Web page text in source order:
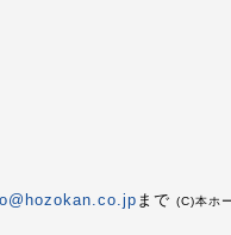
まで(C)本ホ